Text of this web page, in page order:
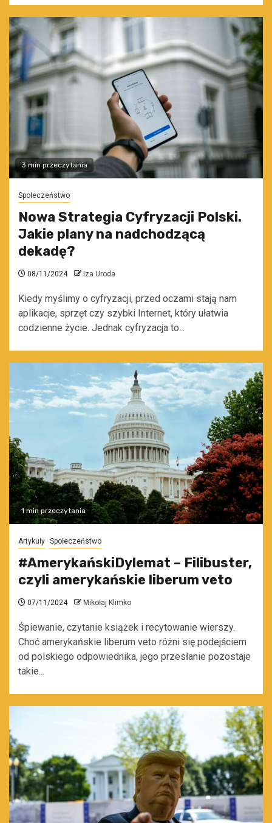
3 min przeczytania
Społeczeństwo
Nowa Strategia Cyfryzacji Polski.
Jakie plany na nadchodzącą
dekadę?
08/11/2024 Iza Uroda
Kiedy myślimy o cyfryzacji, przed oczami stają nam
aplikacje, sprzęt czy szybki Internet, który ułatwia
codzienne życie. Jednak cyfryzacja to...
1 min przeczytania
Artykuły Społeczeństwo
#AmerykańskiDylemat – Filibuster,
czyli amerykańskie liberum veto
07/11/2024 Mikołaj Klimko
Śpiewanie, czytanie książek i recytowanie wierszy.
Choć amerykańskie liberum veto różni się podejściem
od polskiego odpowiednika, jego przesłanie pozostaje
takie...